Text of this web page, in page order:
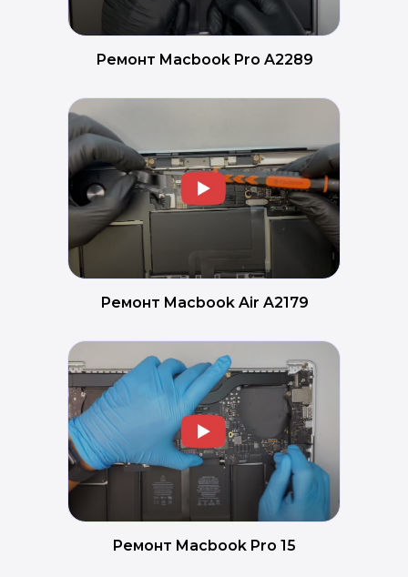
Ремонт Macbook Pro A2289
Ремонт Macbook Air A2179
Ремонт Macbook Pro 15